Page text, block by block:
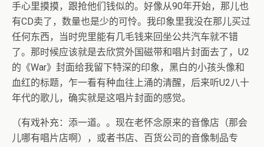
手心里摸摸，跟抢他们钱似的。好像从90年开始，那儿也
有CD卖了，数量也是少的可怜。我印象里我没在那儿买过
任何东西，当时兜里能有几毛钱来回坐公共汽车就不错
了。那时候应该就是去欣赏外国磁带和唱片封面去了，U2
的《War》封面给我留下特深的印象，黑白的小孩头像和
血红的标题，乍一看有种血往上涌的清醒，后来听U2八十
年代的歌儿，确实就是这唱片封面的感觉。
（有戏补充：添一道。。现在老怀念原来的音像店（那会
儿哪有唱片店啊），或者书店、百货公司的音像制品专